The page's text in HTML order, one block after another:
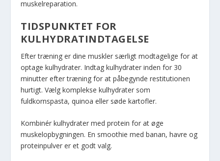
muskelreparation.
TIDSPUNKTET FOR
KULHYDRATINDTAGELSE
Efter træning er dine muskler særligt modtagelige for at
optage kulhydrater. Indtag kulhydrater inden for 30
minutter efter træning for at påbegynde restitutionen
hurtigt. Vælg komplekse kulhydrater som
fuldkornspasta, quinoa eller søde kartofler.
Kombinér kulhydrater med protein for at øge
muskelopbygningen. En smoothie med banan, havre og
proteinpulver er et godt valg.